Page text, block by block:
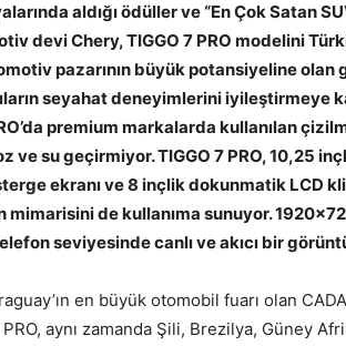
aldığı ödüller ve “En Çok Satan
devi Chery, TIGGO 7 PRO modelini
pazarının büyük potansiyeline olan
seyahat deneyimlerini iyileştirmeye
premium markalarda kullanılan
ve su geçirmiyor. TIGGO 7 PRO, 10,25
ekranı ve 8 inçlik dokunmatik LCD
mimarisini de kullanıma sunuyor.
seviyesinde canlı ve akıcı bir
en büyük otomobil fuarı olan
PRO, aynı zamanda Şili, Brezilya, Güney